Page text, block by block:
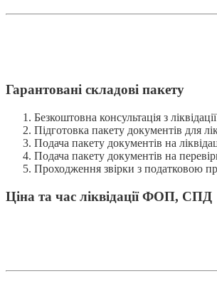
Гарантовані складові пакету
Безкоштовна консультація з
Підготовка пакету документів для
Подача пакету документів на
Подача пакету документів на
Проходження звірки з податковою
Ціна та час ліквідації ФОП, СПД